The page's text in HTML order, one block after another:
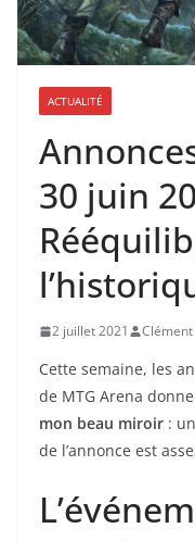
ACTUALITÉ
30 juin
2 juillet 2021 Clément
Cette semaine, les
de MTG Arena
mon beau miroir :
de l’annonce est